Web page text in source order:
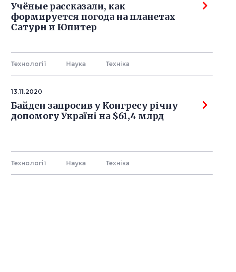
Учёные рассказали, как
формируется погода на планетах
Сатурн и Юпитер
Технології Наука Технiка
13.11.2020
Байден запросив у Конгресу річну
допомогу Україні на $61,4 млрд
Технології Наука Технiка